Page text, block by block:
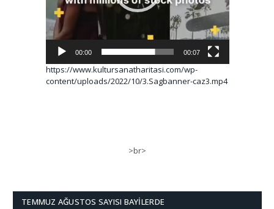
00:00 00:07
https://www.kultursanatharitasi.com/wp-
content/uploads/2022/10/3.Sagbanner-caz3.mp4
>br>
TEMMUZ AĞUSTOS SAYISI BAYILERDE